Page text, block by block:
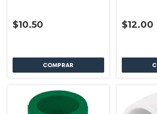
$10.50 $12.00